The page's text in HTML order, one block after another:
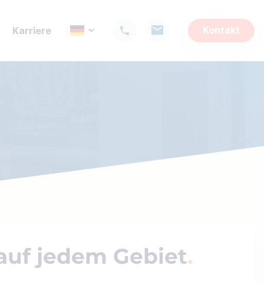
Karriere Kontakt
jedem Gebiet